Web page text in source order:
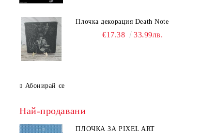
Плочка декорация Death Note
€17.38 33.99лв.
Абонирай се
Най-продавани
ПЛОЧКА ЗА PIXEL ART